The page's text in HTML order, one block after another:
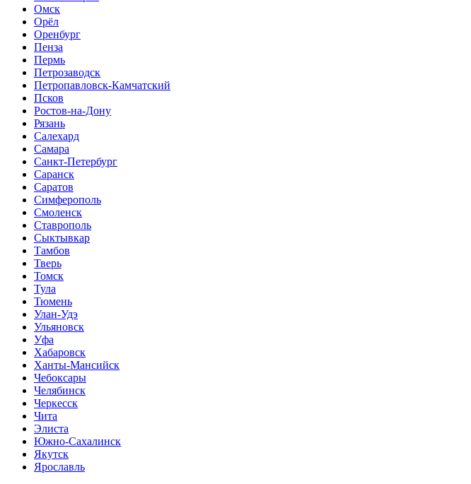
Омск
Орёл
Оренбург
Пенза
Пермь
Петрозаводск
Петропавловск-Камчатский
Псков
Ростов-на-Дону
Рязань
Салехард
Самара
Санкт-Петербург
Саранск
Саратов
Симферополь
Смоленск
Ставрополь
Сыктывкар
Тамбов
Тверь
Томск
Тула
Тюмень
Улан-Удэ
Ульяновск
Уфа
Хабаровск
Ханты-Мансийск
Чебоксары
Челябинск
Черкесск
Чита
Элиста
Южно-Сахалинск
Якутск
Ярославль